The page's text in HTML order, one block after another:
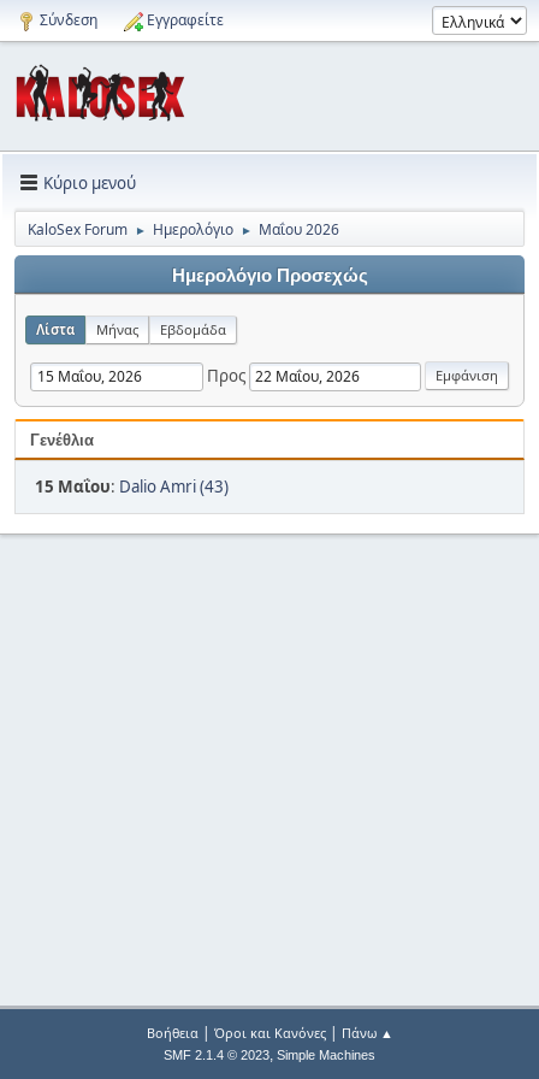
Σύνδεση Εγγραφείτε
Κύριο μενού
KaloSex Forum ► Ημερολόγιο ► Μαΐου 2026
Ημερολόγιο Προσεχώς
Λίστα Μήνας Εβδομάδα
Προς
Γενέθλια
15 Μαΐου: Dalio Amri (43)
Βοήθεια| Όροι και Κανόνες| Πάνω ▲
SMF 2.1.4 © 2023, Simple Machines